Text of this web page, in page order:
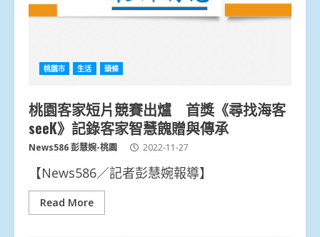
桃園市 生活 頭條
桃園客家短片競賽出爐 首獎《尋找海客
seeK》記錄客家智慧餽贈與傳承
News586 彭慧婉-桃園 2022-11-27
【News586／記者彭慧婉報導】
Read More